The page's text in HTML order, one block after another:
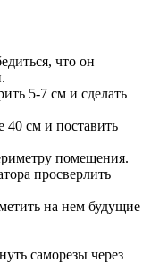
что он
5-7 см и сделать
40 см и поставить
помещения.
просверлить
на нем будущие
саморезы через